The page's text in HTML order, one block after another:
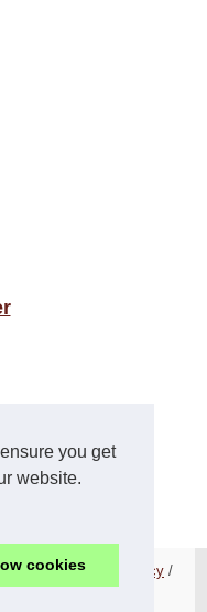
you get
website.
cookies
/Cookies Policy /